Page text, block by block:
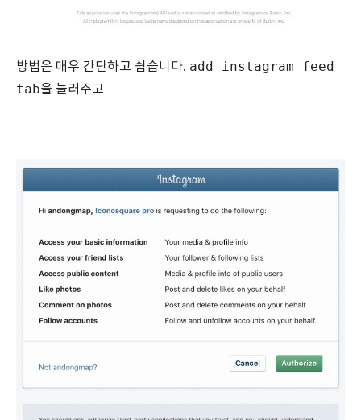
방법은 매우 간단하고 쉽습니다. add instagram feed
tab을 눌러주고